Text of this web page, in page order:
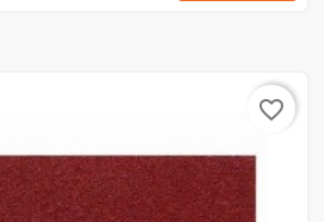
favorite_border